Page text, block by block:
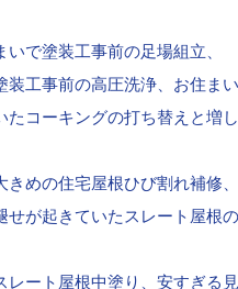
で塗装工事前の足場組立、
工事前の高圧洗浄、お住ま
コーキングの打ち替えと増
めの住宅屋根ひび割れ補修
が起きていたスレート屋根
ート屋根中塗り、安すぎる